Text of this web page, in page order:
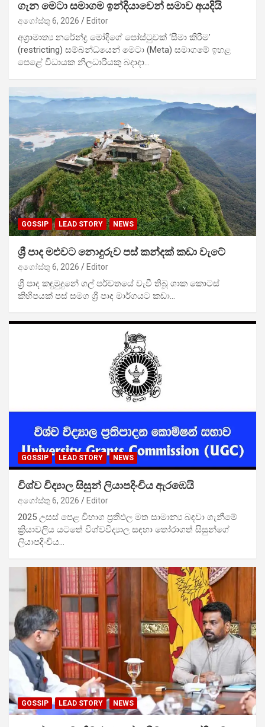
ගැන මෙටා සමාගම ඉන්දියාවෙන් සමාව අයදියි
අගෝස්තු 6, 2026 Editor
අග්‍රාමාත්‍ය නරේන්ද්‍ර මෝදිගේ පෝස්ටුවක් ‘සීමා කිරීම’
(restricting) සම්බන්ධයෙන් මෙටා (Meta) සමාගමේ ඉහළ
පෙළේ විධායක නිලධාරියකු බදාදා…
GOSSIP LEAD STORY NEWS
ශ්‍රී පාද මළුවට නොදුරුව පස් කන්දක් කඩා වැටේ
අගෝස්තු 6, 2026 Editor
ශ්‍රී පාද කඳුමුදුනේ ගල් පර්වතයේ වැවී තිබූ ශාක කොටස්
කිහිපයක් පස් සමග ශ්‍රී පාද මාර්ගයට කඩා…
GOSSIP LEAD STORY NEWS
විශ්ව විද්‍යාල සිසුන් ලියාපදිංචිය ඇරඹෙයි
අගෝස්තු 6, 2026 Editor
2025 උසස් පෙළ විභාග ප්‍රතිඵල මත සාමාන්‍ය බඳවා ගැනීමේ
ක්‍රියාවලිය යටතේ විශ්වවිද්‍යාල සඳහා තෝරාගත් සිසුන්ගේ
ලියාපදිංචිය…
GOSSIP LEAD STORY NEWS